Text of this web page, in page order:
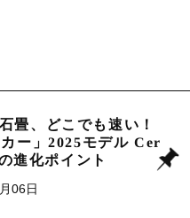
畳、どこでも速い！
ー」2025モデル Cer
進化ポイント
06日